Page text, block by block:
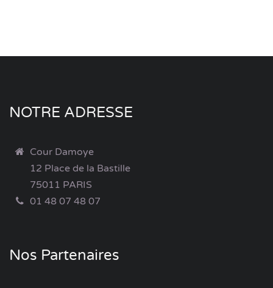
NOTRE ADRESSE
Cour Damoye
12 Place de la Bastille
75011 PARIS
01 48 07 48 07
Nos Partenaires